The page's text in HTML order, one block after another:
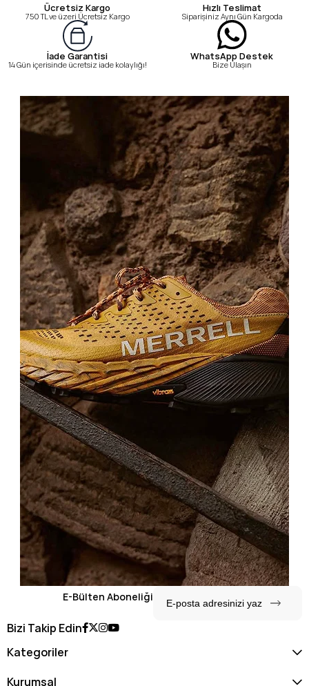
Ücretsiz Kargo
750 TL ve üzeri Ücretsiz Kargo
Hızlı Teslimat
Siparişiniz Aynı Gün Kargoda
İade Garantisi
14 Gün içerisinde ücretsiz iade kolaylığı!
WhatsApp Destek
Bize Ulaşın
E-Bülten Aboneliği
Bizi Takip Edin
Kategoriler
Kurumsal